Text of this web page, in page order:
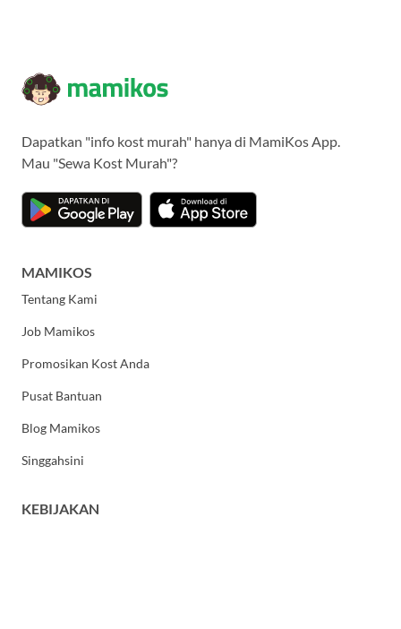
Dapatkan "info kost murah" hanya di MamiKos App.
Mau "Sewa Kost Murah"?
MAMIKOS
Tentang Kami
Job Mamikos
Promosikan Kost Anda
Pusat Bantuan
Blog Mamikos
Singgahsini
KEBIJAKAN